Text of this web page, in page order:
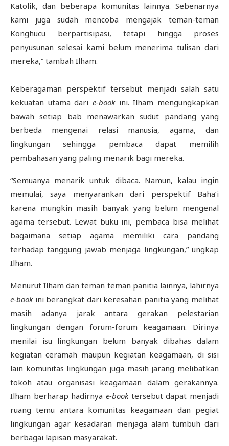
Katolik, dan beberapa komunitas lainnya. Sebenarnya
kami juga sudah mencoba mengajak teman-teman
Konghucu berpartisipasi, tetapi hingga proses
penyusunan selesai kami belum menerima tulisan dari
mereka,” tambah Ilham.
Keberagaman perspektif tersebut menjadi salah satu
kekuatan utama dari e-bookini. Ilham mengungkapkan
bawah setiap bab menawarkan sudut pandang yang
berbeda mengenai relasi manusia, agama, dan
lingkungan sehingga pembaca dapat memilih
pembahasan yang paling menarik bagi mereka.
“Semuanya menarik untuk dibaca. Namun, kalau ingin
memulai, saya menyarankan dari perspektif Baha’i
karena mungkin masih banyak yang belum mengenal
agama tersebut. Lewat buku ini, pembaca bisa melihat
bagaimana setiap agama memiliki cara pandang
terhadap tanggung jawab menjaga lingkungan,” ungkap
Ilham.
Menurut Ilham dan teman teman panitia lainnya, lahirnya
e-bookini berangkat dari keresahan panitia yang melihat
masih adanya jarak antara gerakan pelestarian
lingkungan dengan forum-forum keagamaan. Dirinya
menilai isu lingkungan belum banyak dibahas dalam
kegiatan ceramah maupun kegiatan keagamaan, di sisi
lain komunitas lingkungan juga masih jarang melibatkan
tokoh atau organisasi keagamaan dalam gerakannya.
Ilham berharap hadirnya e-booktersebut dapat menjadi
ruang temu antara komunitas keagamaan dan pegiat
lingkungan agar kesadaran menjaga alam tumbuh dari
berbagai lapisan masyarakat.